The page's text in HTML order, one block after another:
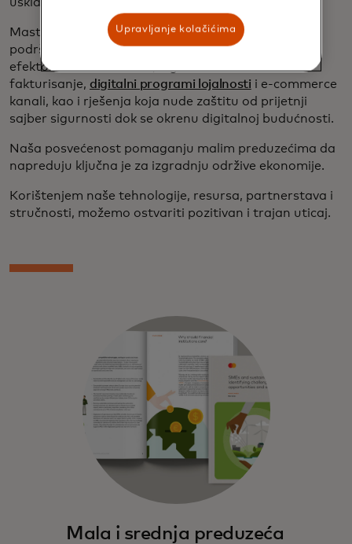
Mastercard također nudi nizdigitalnih alata
podršku MSP-ovima da smanje emisije gasova sa
efektom staklene bašte; digitalno
fakturisanje, digitalni programi lojalnosti i e-commerce
kanali, kao i rješenja koja nude zaštitu od prijetnji
sajber sigurnosti dok se okrenu digitalnoj budućnosti.
Naša posvećenost pomaganju malim preduzećima da
napreduju ključna je za izgradnju održive ekonomije.
Korištenjem naše tehnologije, resursa, partnerstava i
stručnosti, možemo ostvariti pozitivan i trajan uticaj.
Mala i srednja preduzeća
Upravljanje kolačićima